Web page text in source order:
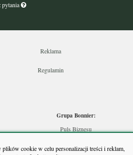
cookie w celu personalizacji treści i reklam,
pytania
Reklama
Regulamin
Grupa Bonnier:
Puls Biznesu
Puls Medycyny